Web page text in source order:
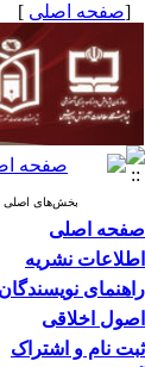
[صفحه اصلی ]
بخش‌های اصلی
صفحه اصلی
اطلاعات نشریه
راهنمای نویسندگان
اصول اخلاقی
ثبت نام و اشتراک